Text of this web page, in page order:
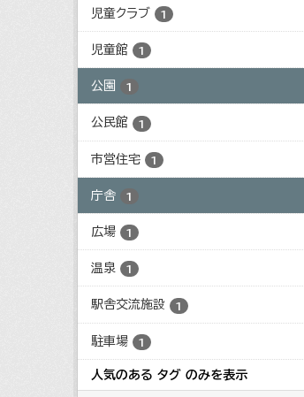
児童クラブ 1
児童館 1
公園 1
公民館 1
市営住宅 1
庁舎 1
広場 1
温泉 1
駅舎交流施設 1
駐車場 1
人気のある タグ のみを表示